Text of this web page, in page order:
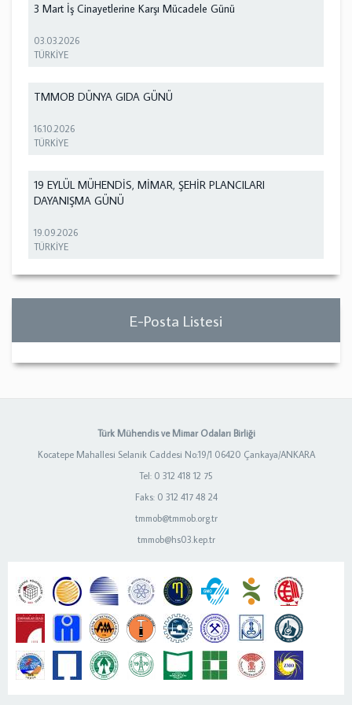
3 Mart İş Cinayetlerine Karşı Mücadele Günü
03.03.2026
TÜRKİYE
TMMOB DÜNYA GIDA GÜNÜ
16.10.2026
TÜRKİYE
19 EYLÜL MÜHENDİS, MİMAR, ŞEHİR PLANCILARI
DAYANIŞMA GÜNÜ
19.09.2026
TÜRKİYE
E-Posta Listesi
Türk Mühendis ve Mimar Odaları Birliği
Kocatepe Mahallesi Selanik Caddesi No:19/1 06420 Çankaya/ANKARA
Tel: 0 312 418 12 75
Faks: 0 312 417 48 24
tmmob@tmmob.org.tr
tmmob@hs03.kep.tr